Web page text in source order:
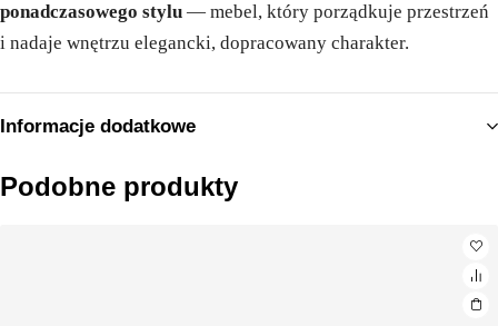
ponadczasowego stylu — mebel, który porządkuje przestrzeń
i nadaje wnętrzu elegancki, dopracowany charakter.
Informacje dodatkowe
Podobne produkty